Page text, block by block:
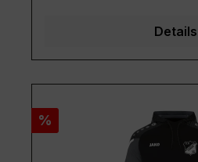
Details
Rabatt
%